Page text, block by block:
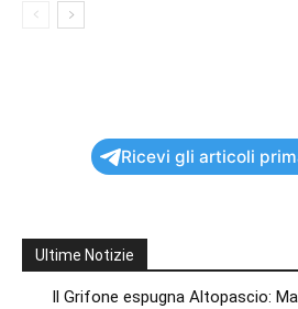
Ricevi gli articoli
Ultime Notizie
Il Grifone espugna Altopascio: